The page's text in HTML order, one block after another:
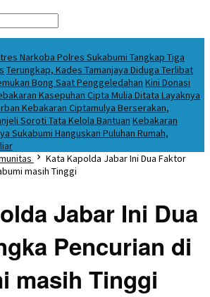
Narkoba Polres Sukabumi Tangkap Tiga
Terungkap, Kades Tamanjaya Diduga Terlibat
Bong Saat Penggeledahan Kini Donasi
Kasepuhan Cipta Mulia Ditata Layaknya
Kebakaran Ciptamulya Berserakan,
Soroti Tata Kelola Bantuan Kebakaran
Sukabumi Hanguskan Puluhan Rumah,
Kata Kapolda Jabar Ini Dua Faktor
masih Tinggi
Jabar Ini Dua
Pencurian di
masih Tinggi